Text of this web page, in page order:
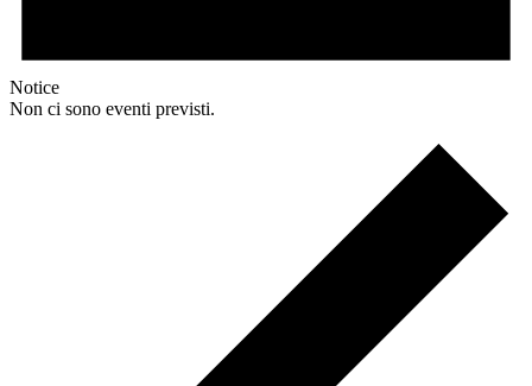
Notice
Non ci sono eventi previsti.